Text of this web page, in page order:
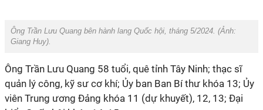
Ông Trần Lưu Quang bên hành lang Quốc hội, tháng 5/2024. (Ảnh:
Giang Huy).
Ông Trần Lưu Quang 58 tuổi, quê tỉnh Tây Ninh; thạc sĩ
quản lý công, kỹ sư cơ khí; Ủy ban Ban Bí thư khóa 13; Ủy
viên Trung ương Đảng khóa 11 (dự khuyết), 12, 13; Đại